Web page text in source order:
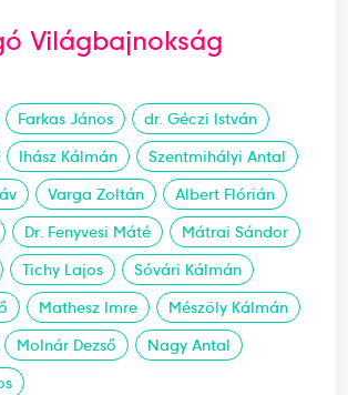
Világbajnokság
Farkas János
dr. Géczi István
Ihász Kálmán
Szentmihályi Antal
Varga Zoltán
Albert Flórián
Dr. Fenyvesi Máté
Mátrai Sándor
Tichy Lajos
Sóvári Kálmán
Mathesz Imre
Mészöly Kálmán
Molnár Dezső
Nagy Antal